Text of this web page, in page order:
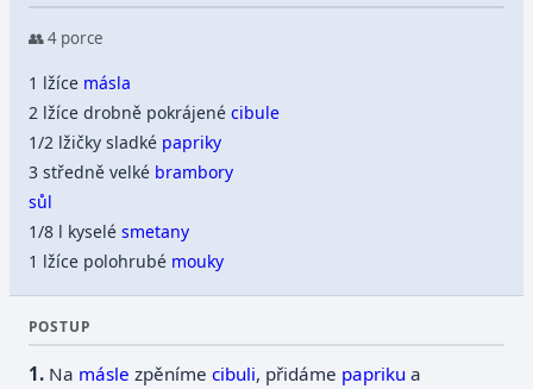
👥 4 porce
1 lžíce másla
2 lžíce drobně pokrájenécibule
1/2 lžičky sladké papriky
3 středně velké brambory
sůl
1/8 l kyselésmetany
1 lžíce polohrubé mouky
POSTUP
Na másle zpěnímecibuli, přidáme papriku a